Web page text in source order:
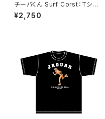
チーバくん Surf Corst：Tシャ
ツ（Black）
¥2,750